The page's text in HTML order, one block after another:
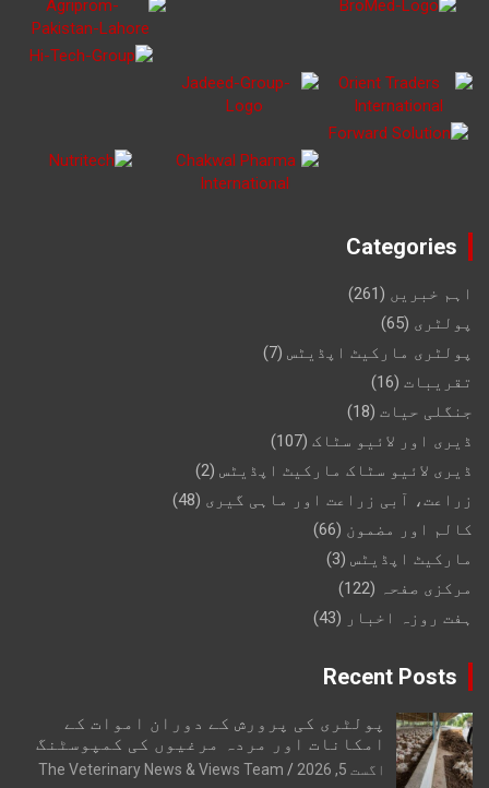
Categories
اہم خبریں (261)
پولٹری (65)
پولٹری مارکیٹ اپڈیٹس (7)
تقریبات (16)
جنگلی حیات (18)
ڈیری اور لائیو سٹاک (107)
ڈیری لائیو سٹاک مارکیٹ اپڈیٹس (2)
زراعت، آبی زراعت اور ماہی گیری (48)
کالم اور مضمون (66)
مارکیٹ اپڈیٹس (3)
مرکزی صفحہ (122)
ہفت روزہ اخبار (43)
Recent Posts
پولٹری کی پرورش کے دوران اموات کے
امکانات اور مردہ مرغیوں کی کمپوسٹنگ
اگست 5, 2026 The Veterinary News & Views Team